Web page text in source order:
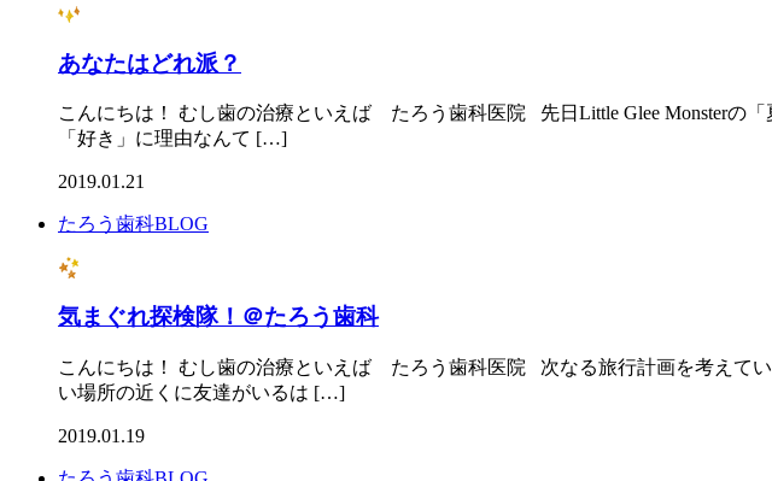
あなたはどれ派？
こんにちは！ むし歯の治療といえば たろう歯科医院 先日Little Glee Monsterの
「好き」に理由なんて […]
2019.01.21
たろう歯科BLOG
気まぐれ探検隊！＠たろう歯科
こんにちは！ むし歯の治療といえば たろう歯科医院 次なる旅行計画を考えて
い場所の近くに友達がいるは […]
2019.01.19